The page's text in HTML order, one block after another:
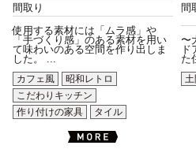
間取り
使用する素材には「ムラ感」や
「手づくり感」のある素材を用い
て味わいのある空間を作り出しま
した。 ...
カフェ風
昭和レトロ
こだわりキッチン
作り付けの家具
タイル
間
〜
た
土